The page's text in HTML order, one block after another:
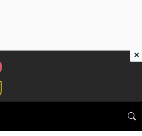
×